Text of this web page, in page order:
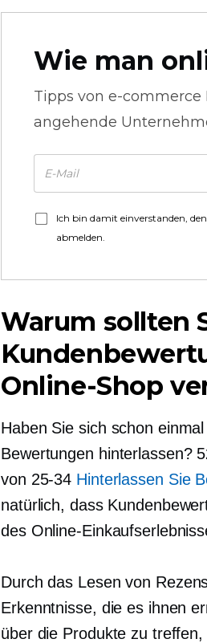
Wie man
Tipps von e-commerce
angehende
Ich bin damit einverstanden,
abmelden.
Warum sollten
Online-Shop
Haben Sie sich schon
Bewertungen hinterlassen?
von 25-34 Hinterlassen Sie
natürlich, dass
des Online-
Durch das Lesen von
Erkenntnisse, die es ihnen
über die Produkte zu